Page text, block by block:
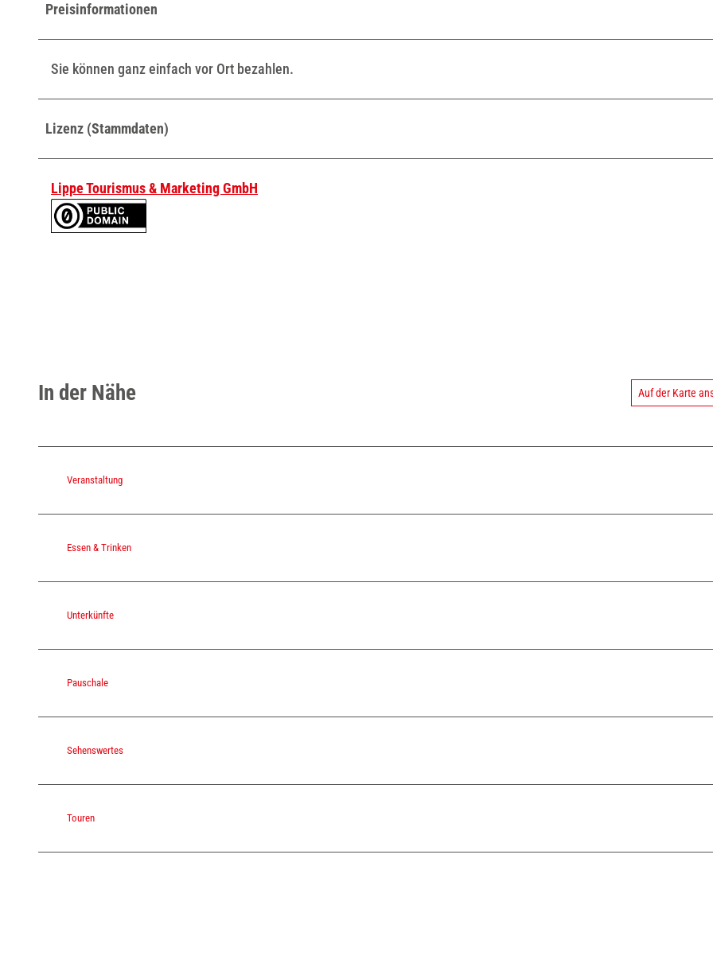
Preisinformationen
Sie können ganz einfach vor Ort bezahlen.
Lizenz (Stammdaten)
Lippe Tourismus & Marketing GmbH
In der Nähe Auf der Karte
Veranstaltung
Essen & Trinken
Unterkünfte
Pauschale
Sehenswertes
Touren